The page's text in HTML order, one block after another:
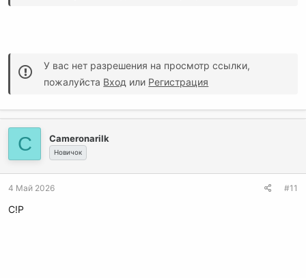
У вас нет разрешения на просмотр ссылки,
пожалуйста Вход или Регистрация
C Cameronarilk
Новичок
4 Май 2026 #11
C!P